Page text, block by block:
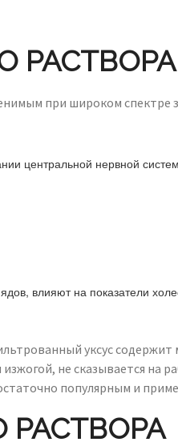
при широком спектре
центральной нервной
влияют на показатели
уксус
не сказывается на
популярным и
РАСТВОРА